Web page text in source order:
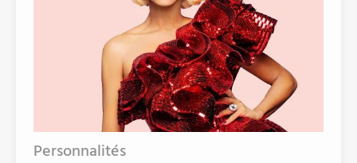
Personnalités